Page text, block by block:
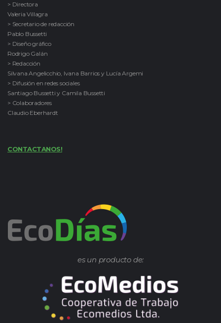
> Directora
Valeria Villagra
> Secretario de redacción
Pablo Bussetti
> Diseño gráfico
Rodrigo Galán
> Redacción
Silvana Angelicchio, Ivana Barrios y Lucía Argemi
> Difusión en redes sociales
Santiago Bussetti y Camila Bussetti
> Colaboradores
Claudio Eberhardt
CONTACTANOS!
es un producto de: